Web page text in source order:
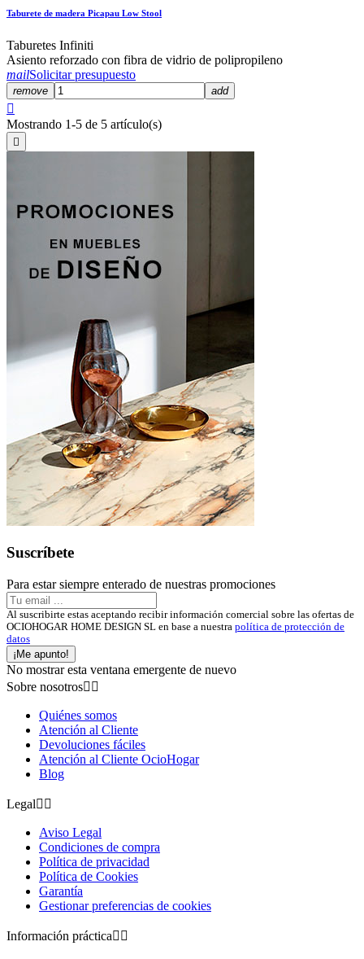
Taburete de madera Picapau Low Stool
Taburetes Infiniti
Asiento reforzado con fibra de vidrio de polipropileno
mailSolicitar presupuesto
remove add

Mostrando 1-5 de 5 artículo(s)

Suscríbete
Para estar siempre enterado de nuestras promociones
Al suscribirte estas aceptando recibir información comercial sobre las ofertas de
OCIOHOGAR HOME DESIGN SL en base a nuestra política de protección de
datos
¡Me apunto!
No mostrar esta ventana emergente de nuevo
Sobre nosotros 
Quiénes somos
Atención al Cliente
Devoluciones fáciles
Atención al Cliente OcioHogar
Blog
Legal 
Aviso Legal
Condiciones de compra
Política de privacidad
Política de Cookies
Garantía
Gestionar preferencias de cookies
Información práctica 